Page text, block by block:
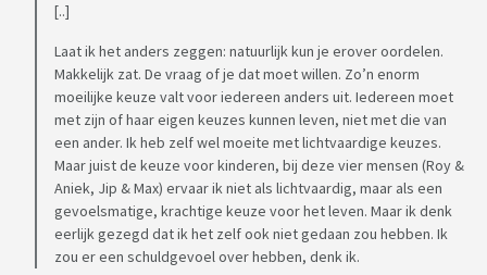
[..]
Laat ik het anders zeggen: natuurlijk kun je erover oordelen.
Makkelijk zat. De vraag of je dat moet willen. Zo’n enorm
moeilijke keuze valt voor iedereen anders uit. Iedereen moet
met zijn of haar eigen keuzes kunnen leven, niet met die van
een ander. Ik heb zelf wel moeite met lichtvaardige keuzes.
Maar juist de keuze voor kinderen, bij deze vier mensen (Roy &
Aniek, Jip & Max) ervaar ik niet als lichtvaardig, maar als een
gevoelsmatige, krachtige keuze voor het leven. Maar ik denk
eerlijk gezegd dat ik het zelf ook niet gedaan zou hebben. Ik
zou er een schuldgevoel over hebben, denk ik.